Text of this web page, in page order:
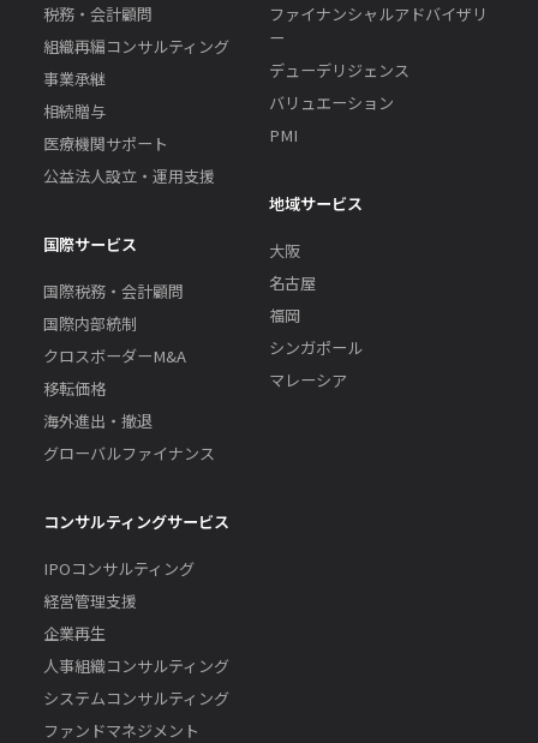
税務・会計顧問
組織再編コンサルティング
事業承継
相続贈与
医療機関サポート
公益法人設立・運用支援
国際サービス
国際税務・会計顧問
国際内部統制
クロスボーダーM&A
移転価格
海外進出・撤退
グローバルファイナンス
コンサルティングサービス
IPOコンサルティング
経営管理支援
企業再生
人事組織コンサルティング
システムコンサルティング
ファンドマネジメント
ファイナンシャルアドバイザリ
ー
デューデリジェンス
バリュエーション
PMI
地域サービス
大阪
名古屋
福岡
シンガポール
マレーシア